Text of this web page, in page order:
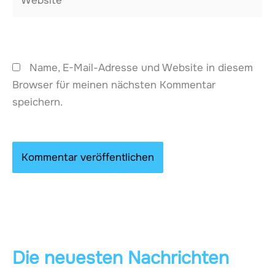
Name, E-Mail-Adresse und Website in diesem
Browser für meinen nächsten Kommentar
speichern.
Die neuesten Nachrichten